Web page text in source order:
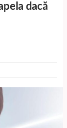
dacă